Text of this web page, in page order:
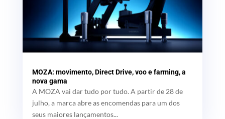
MOZA: movimento, Direct Drive, voo e farming, a
nova gama
A MOZA vai dar tudo por tudo. A partir de 28 de
julho, a marca abre as encomendas para um dos
seus maiores lançamentos...